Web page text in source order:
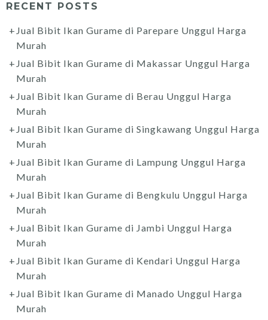
RECENT POSTS
Jual Bibit Ikan Gurame di Parepare Unggul Harga
Murah
Jual Bibit Ikan Gurame di Makassar Unggul Harga
Murah
Jual Bibit Ikan Gurame di Berau Unggul Harga
Murah
Jual Bibit Ikan Gurame di Singkawang Unggul Harga
Murah
Jual Bibit Ikan Gurame di Lampung Unggul Harga
Murah
Jual Bibit Ikan Gurame di Bengkulu Unggul Harga
Murah
Jual Bibit Ikan Gurame di Jambi Unggul Harga
Murah
Jual Bibit Ikan Gurame di Kendari Unggul Harga
Murah
Jual Bibit Ikan Gurame di Manado Unggul Harga
Murah